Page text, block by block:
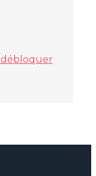
débloquer